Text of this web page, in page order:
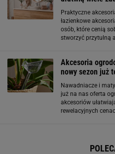
Praktyczne
łazienkowe
osób, które cenią
stworzyć przytulną
Akcesoria
nowy sezon już
Nawadniacze i
już na nas oferta
akcesoriów
rewelacyjnych